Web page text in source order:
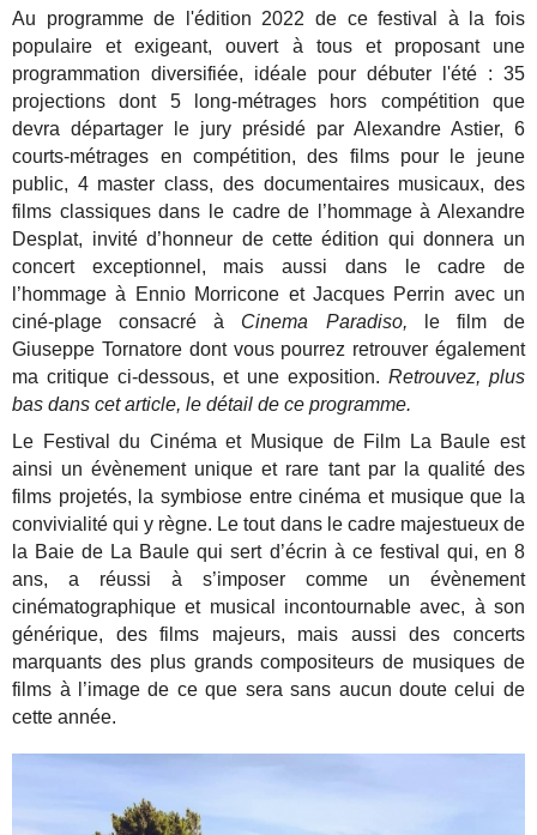
Au programme de l'édition 2022 de ce festival à la fois
populaire et exigeant, ouvert à tous et proposant une
programmation diversifiée, idéale pour débuter l'été : 35
projections dont 5 long-métrages hors compétition que
devra départager le jury présidé par Alexandre Astier, 6
courts-métrages en compétition, des films pour le jeune
public, 4 master class, des documentaires musicaux, des
films classiques dans le cadre de l’hommage à Alexandre
Desplat, invité d’honneur de cette édition qui donnera un
concert exceptionnel, mais aussi dans le cadre de
l’hommage à Ennio Morricone et Jacques Perrin avec un
ciné-plage consacré à Cinema Paradiso,
le film de
Giuseppe Tornatore dont vous pourrez retrouver également
ma critique ci-dessous, et une exposition. Retrouvez, plus
bas dans cet article, le détail de ce programme.
Le Festival du Cinéma et Musique de Film La Baule est
ainsi un évènement unique et rare tant par la qualité des
films projetés, la symbiose entre cinéma et musique que la
convivialité qui y règne. Le tout dans le cadre majestueux de
la Baie de La Baule qui sert d’écrin à ce festival qui, en 8
ans, a réussi à s’imposer comme un évènement
cinématographique et musical incontournable avec, à son
générique, des films majeurs, mais aussi des concerts
marquants des plus grands compositeurs de musiques de
films à l’image de ce que sera sans aucun doute celui de
cette année.